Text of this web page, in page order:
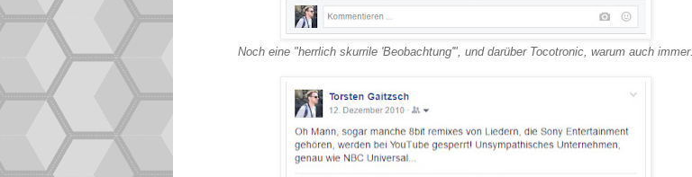
Noch eine "herrlich skurrile 'Beobachtung'", und darüber Tocotronic, warum auch immer.